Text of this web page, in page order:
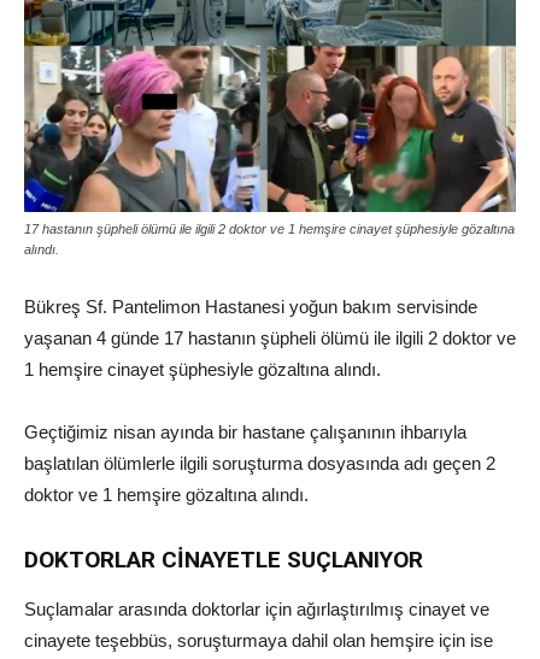
17 hastanın şüpheli ölümü ile ilgili 2 doktor ve 1 hemşire cinayet şüphesiyle gözaltına
alındı.
Bükreş Sf. Pantelimon Hastanesi yoğun bakım servisinde
yaşanan 4 günde 17 hastanın şüpheli ölümü ile ilgili 2 doktor ve
1 hemşire cinayet şüphesiyle gözaltına alındı.
Geçtiğimiz nisan ayında bir hastane çalışanının ihbarıyla
başlatılan ölümlerle ilgili soruşturma dosyasında adı geçen 2
doktor ve 1 hemşire gözaltına alındı.
DOKTORLAR CİNAYETLE SUÇLANIYOR
Suçlamalar arasında doktorlar için ağırlaştırılmış cinayet ve
cinayete teşebbüs, soruşturmaya dahil olan hemşire için ise